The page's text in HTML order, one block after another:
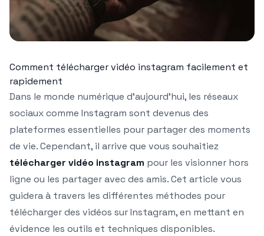
Comment télécharger vidéo instagram facilement et
rapidement
Dans le monde numérique d’aujourd’hui, les réseaux
sociaux comme Instagram sont devenus des
plateformes essentielles pour partager des moments
de vie. Cependant, il arrive que vous souhaitiez
télécharger vidéo instagram pour les visionner hors
ligne ou les partager avec des amis. Cet article vous
guidera à travers les différentes méthodes pour
télécharger des vidéos sur Instagram, en mettant en
évidence les outils et techniques disponibles.